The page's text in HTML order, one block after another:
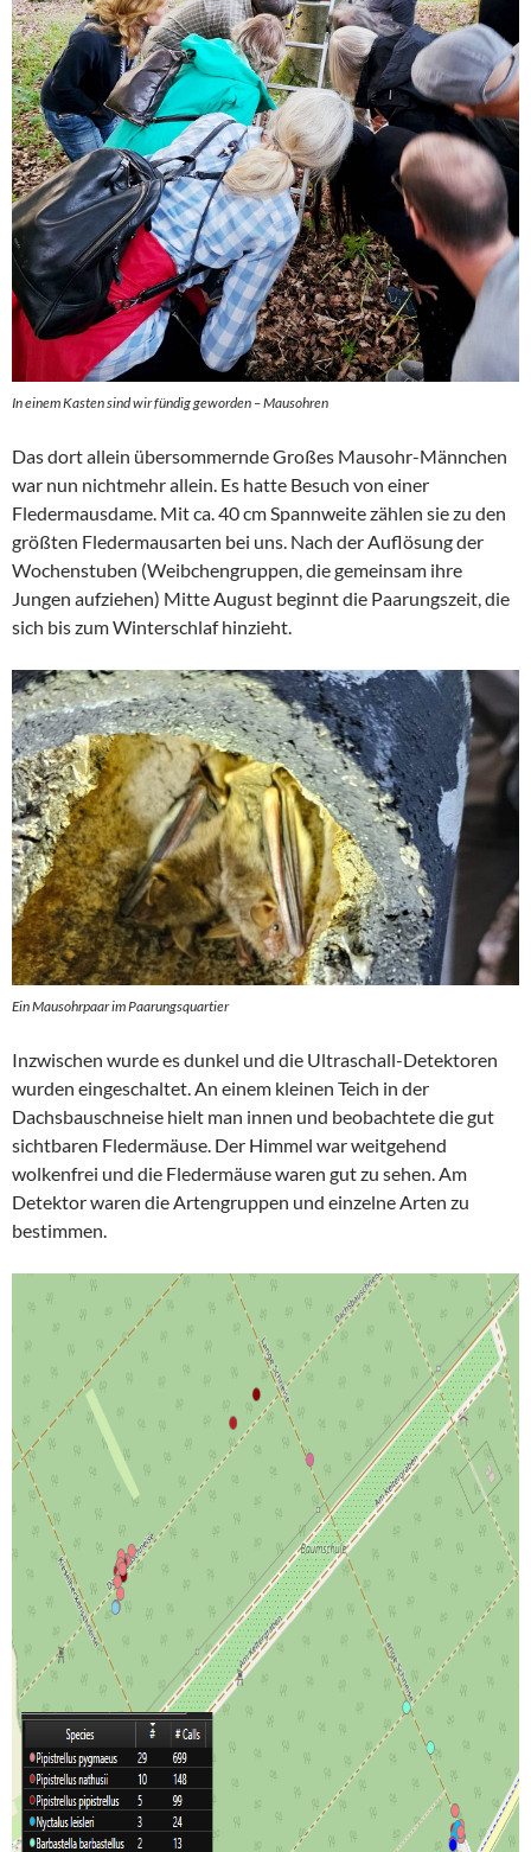
In einem Kasten sind wir fündig geworden – Mausohren
Das dort allein übersommernde Großes Mausohr-Männchen
war nun nichtmehr allein. Es hatte Besuch von einer
Fledermausdame. Mit ca. 40 cm Spannweite zählen sie zu den
größten Fledermausarten bei uns. Nach der Auflösung der
Wochenstuben (Weibchengruppen, die gemeinsam ihre
Jungen aufziehen) Mitte August beginnt die Paarungszeit, die
sich bis zum Winterschlaf hinzieht.
Ein Mausohrpaar im Paarungsquartier
Inzwischen wurde es dunkel und die Ultraschall-Detektoren
wurden eingeschaltet. An einem kleinen Teich in der
Dachsbauschneise hielt man innen und beobachtete die gut
sichtbaren Fledermäuse. Der Himmel war weitgehend
wolkenfrei und die Fledermäuse waren gut zu sehen. Am
Detektor waren die Artengruppen und einzelne Arten zu
bestimmen.